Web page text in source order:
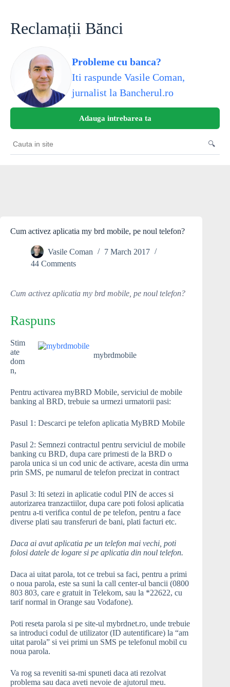
contentReclamații Bănci
Probleme cu banca?
Iti raspunde Vasile Coman,
jurnalist la Bancherul.ro
Adauga intrebarea ta
Cauta
in
🔍
Cum activez aplicatia my brd mobile, pe noul telefon?
Vasile Coman
7 March 2017
44 Comments
Cum activez aplicatia my brd mobile, pe noul telefon?
Raspuns
mybrdmobile
Stim
ate
dom
n,
Pentru activarea myBRD Mobile, serviciul de mobile
banking al BRD, trebuie sa urmezi urmatorii pasi:
Pasul 1: Descarci pe telefon aplicatia MyBRD Mobile
Pasul 2: Semnezi contractul pentru serviciul de mobile
banking cu BRD, dupa care primesti de la BRD o
parola unica si un cod unic de activare, acesta din urma
prin SMS, pe numarul de telefon precizat in contract
Pasul 3: Iti setezi in aplicatie codul PIN de acces si
autorizarea tranzactiilor, dupa care poti folosi aplicatia
pentru a-ti verifica contul de pe telefon, pentru a face
diverse plati sau transferuri de bani, plati facturi etc.
Daca ai avut aplicatia pe un telefon mai vechi, poti
folosi datele de logare si pe aplicatia din noul telefon.
Daca ai uitat parola, tot ce trebui sa faci, pentru a primi
o noua parola, este sa suni la call center-ul bancii (0800
803 803, care e gratuit in Telekom, sau la *22622, cu
tarif normal in Orange sau Vodafone).
Poti reseta parola si pe site-ul mybrdnet.ro, unde trebuie
sa introduci codul de utilizator (ID autentificare) la “am
uitat parola” si vei primi un SMS pe telefonul mobil cu
noua parola.
Va rog sa reveniti sa-mi spuneti daca ati rezolvat
problema sau daca aveti nevoie de ajutorul meu.